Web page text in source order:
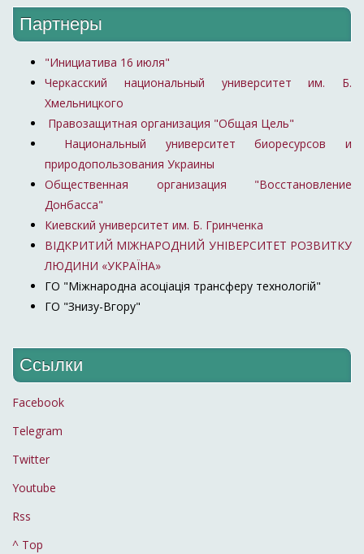
Партнеры
"Инициатива 16 июля"
Черкасский национальный университет им. Б.
Хмельницкого
Правозащитная организация "Общая Цель"
Национальный университет биоресурсов и
природопользования Украины
Общественная организация "Восстановление
Донбасса"
Киевский университет им. Б. Гринченка
ВІДКРИТИЙ МІЖНАРОДНИЙ УНІВЕРСИТЕТ РОЗВИТКУ
ЛЮДИНИ «УКРАЇНА»
ГО "Міжнародна асоціація трансферу технологій"
ГО "Знизу-Вгору"
Ссылки
Facebook
Telegram
Twitter
Youtube
Rss
^ Top